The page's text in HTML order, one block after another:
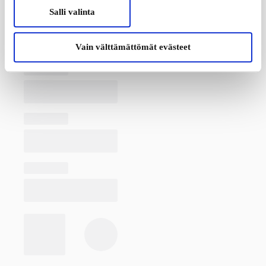
Salli valinta
Vain välttämättömät evästeet